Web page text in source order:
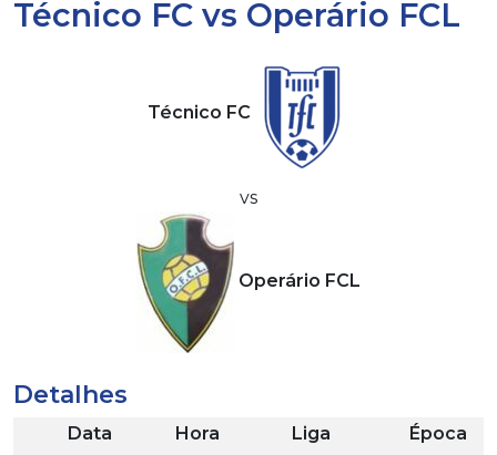
Técnico FC vs Operário FCL
Técnico FC
vs
Operário FCL
Detalhes
Data Hora Liga
Época